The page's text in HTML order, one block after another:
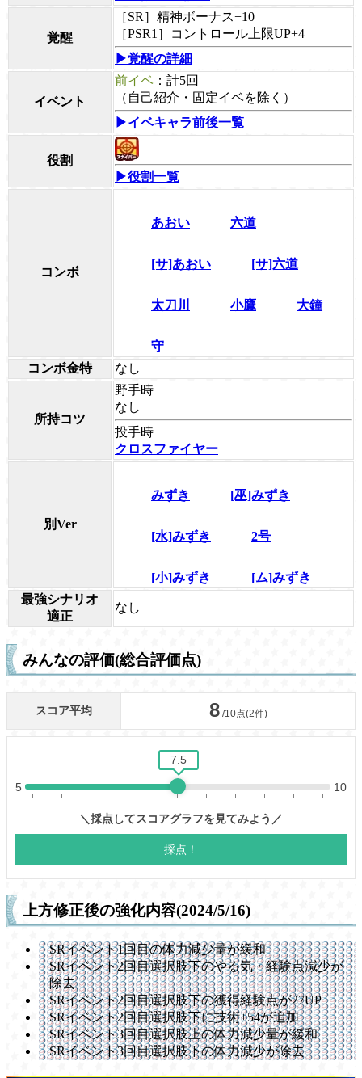
覚醒
［SR］精神ボーナス+10
［PSR1］コントロール上限UP+4
▶覚醒の詳細
イベント
前イベ ：計5回
（自己紹介・固定イベを除く）
▶イベキャラ前後一覧
役割
▶役割一覧
コンボ
あおい 六道
[サ]あおい [サ]六道
太刀川 小鷹 大鐘
守
コンボ金特
なし
所持コツ
野手時
なし
投手時
クロスファイヤー
別Ver
みずき [巫]みずき
[水]みずき 2号
[小]みずき
[ム]みずき
最強シナリオ
適正
なし
みんなの評価(総合評価点)
上方修正後の強化内容(2024/5/16)
SRイベント1回目の体力減少量が緩和
SRイベント2回目選択肢下のやる気・経験点減少が
除去
SRイベント2回目選択肢下の獲得経験点が27UP
SRイベント2回目選択肢下に技術+54が追加
SRイベント3回目選択肢上の体力減少量が緩和
SRイベント3回目選択肢下の体力減少が除去